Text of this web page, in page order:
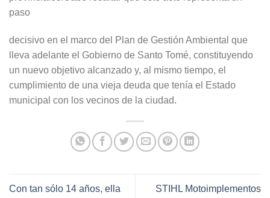
paso
decisivo en el marco del Plan de Gestión Ambiental que
lleva adelante el Gobierno de Santo Tomé, constituyendo
un nuevo objetivo alcanzado y, al mismo tiempo, el
cumplimiento de una vieja deuda que tenía el Estado
municipal con los vecinos de la ciudad.
Con tan sólo 14 años, ella
STIHL Motoimplementos